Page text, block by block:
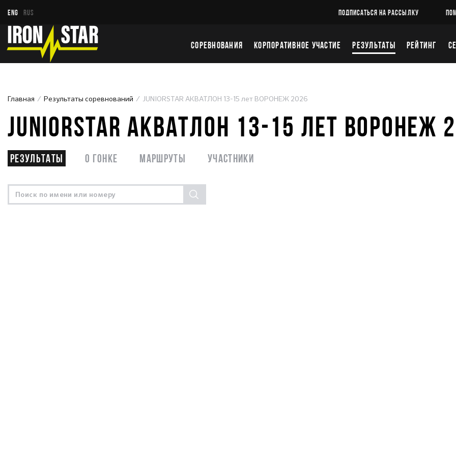
ENG RUS ПОДПИСАТЬСЯ НА РАССЫЛКУ
СОРЕВНОВАНИЯ КОРПОРАТИВНОЕ УЧАСТИЕ РЕЗУЛЬТАТЫ РЕЙТИНГ
Главная Результаты соревнований JUNIORSTAR АКВАТЛОН 13-15 лет ВОРОНЕЖ 2026
JUNIORSTAR АКВАТЛОН 13-15 ЛЕТ ВОРОНЕЖ
Результаты О гонке Маршруты Участники